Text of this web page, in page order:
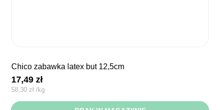
chico zabawka latex but 12,5cm
17,49zł
58,30zł /kg